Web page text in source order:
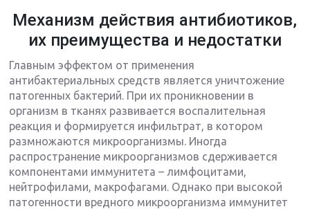
Механизм действия антибиотиков,
их преимущества и недостатки
Главным эффектом от применения
антибактериальных средств является уничтожение
патогенных бактерий. При их проникновении в
организм в тканях развивается воспалительная
реакция и формируется инфильтрат, в котором
размножаются микроорганизмы. Иногда
распространение микроорганизмов сдерживается
компонентами иммунитета – лимфоцитами,
нейтрофилами, макрофагами. Однако при высокой
патогенности вредного микроорганизма иммунитет